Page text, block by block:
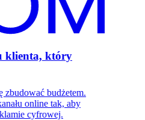
klienta, który
zbudować budżetem.
online tak, aby
cyfrowej.